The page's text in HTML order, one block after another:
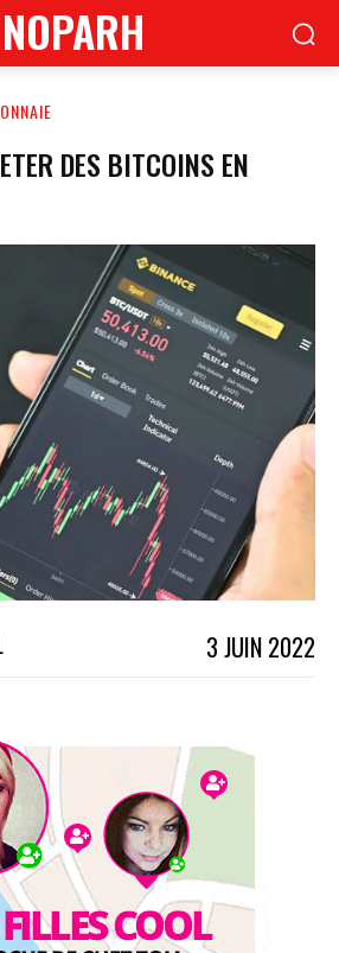
NOPARH
DES BITCOINS EN
3 JUIN 2022